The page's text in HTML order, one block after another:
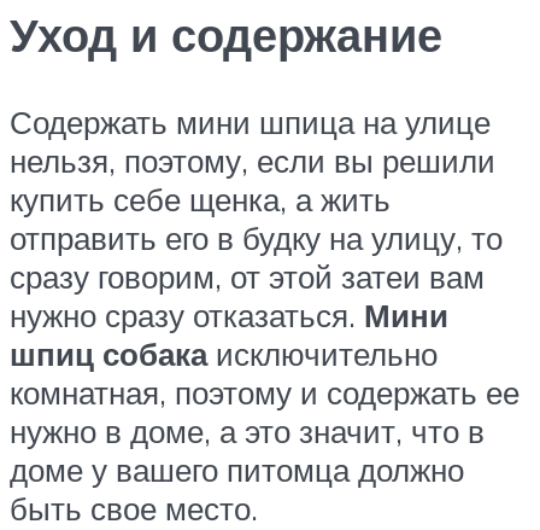
Уход и содержание
Содержать мини шпица на улице
нельзя, поэтому, если вы решили
купить себе щенка, а жить
отправить его в будку на улицу, то
сразу говорим, от этой затеи вам
нужно сразу отказаться. Мини
шпиц собакаисключительно
комнатная, поэтому и содержать ее
нужно в доме, а это значит, что в
доме у вашего питомца должно
быть свое место.